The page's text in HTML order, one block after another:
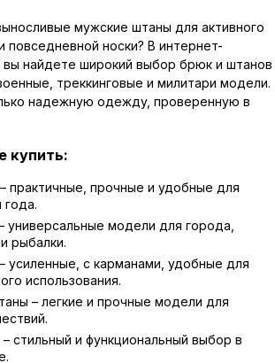
мужские штаны для активного
повседневной носки? В интернет-
вы найдете широкий выбор брюк и штанов
треккинговые и милитари модели.
надежную одежду, проверенную в
купить:
практичные, прочные и удобные для
универсальные модели для города,
рыбалки.
усиленные, с карманами, удобные для
использования.
– легкие и прочные модели для
стильный и функциональный выбор в